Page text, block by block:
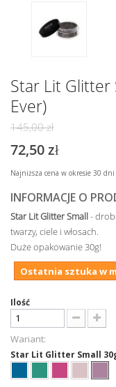
Star Lit Glitter
Ever)
145,00 zł
72,50 zł
Najniższa cena w okresie 30
INFORMACJE O
Star Lit Glitter Small-
twarzy, ciele i włosach.
Duże opakowanie 30g!
Ostatnia sztuka w
Ilość
Wariant:
Star Lit Glitter Small